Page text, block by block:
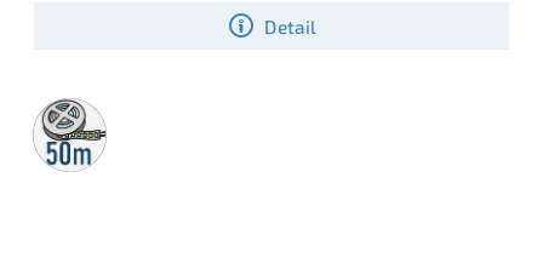
Detail
podhľadov, kde sa vyžaduje odolné a zároveň dizajnové osvetlenie.
50m
rolka